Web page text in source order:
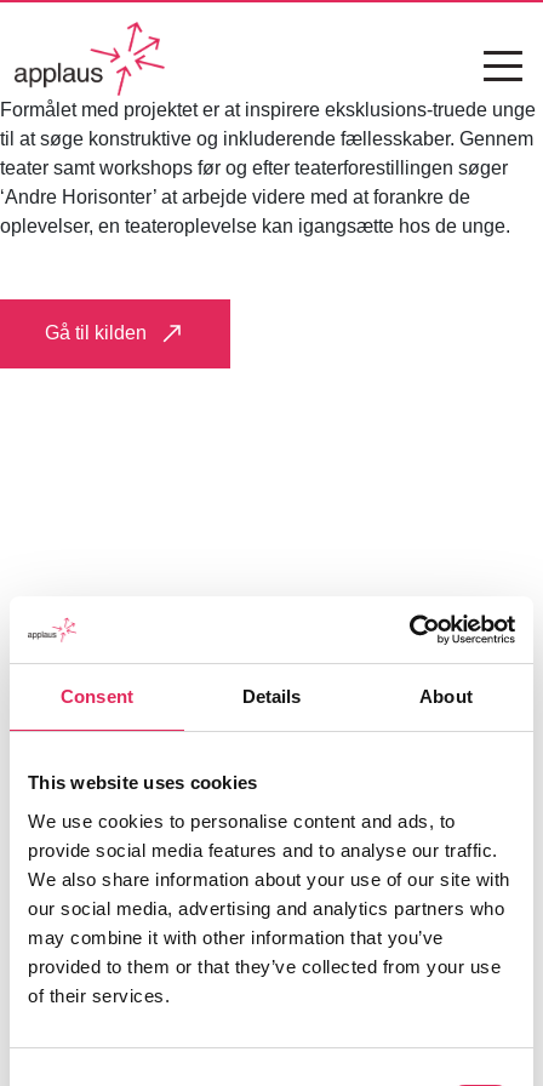
Consent Details About
This website uses cookies
We use cookies to personalise content and ads, to
provide social media features and to analyse our traffic.
We also share information about your use of our site with
our social media, advertising and analytics partners who
may combine it with other information that you’ve
provided to them or that they’ve collected from your use
of their services.
Formålet med projektet er at inspirere eksklusions-truede unge
til at søge konstruktive og inkluderende fællesskaber. Gennem
teater samt workshops før og efter teaterforestillingen søger
‘Andre Horisonter’ at arbejde videre med at forankre de
oplevelser, en teateroplevelse kan igangsætte hos de unge.
Gå til kilden
Applaus leverer viden, værktøjer og undervisning,
der hjælper kulturinstitutioner med at udvikle deres
publikumsstrategi i overensstemmelse med deres
mission.
Det gør vi, for at endnu flere borgere får mulighed for